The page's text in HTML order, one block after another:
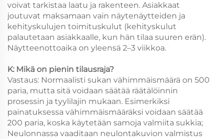
voivat tarkistaa laatu ja rakenteen. Asiakkaat
joutuvat maksamaan vain näytenäytteiden ja
kehityskulujen toimituskulut (kehityskulut
palautetaan asiakkaalle, kun hän tilaa suuren erän).
Näytteenottoaika on yleensä 2–3 viikkoa.
K: Mikä on pienin tilausraja?
Vastaus: Normaalisti sukan vähimmäismäärä on 500
paria, mutta sitä voidaan säätää räätälöinnin
prosessin ja tyylilajin mukaan. Esimerkiksi
painatuksessa vähimmäismääräksi voidaan säätää
200 paria, koska käytetään samoja valmiita sukkia;
Neulonnassa vaaditaan neulontakuvion valmistus